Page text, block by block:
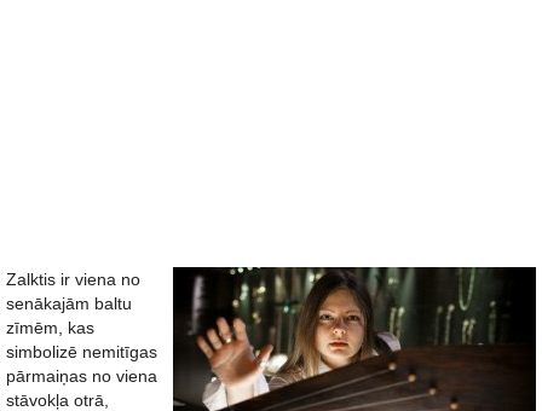
Zalktis ir viena no
senākajām baltu
zīmēm, kas
simbolizē nemitīgas
pārmaiņas no viena
stāvokļa otrā,